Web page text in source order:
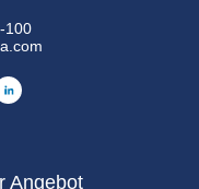
100
Angebot